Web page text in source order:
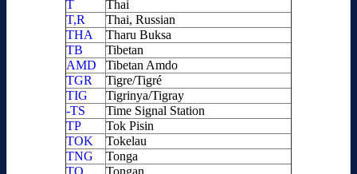
T
Thai
T,R
Thai, Russian
THA
Tharu Buksa
TB
Tibetan
AMD
Tibetan Amdo
TGR
Tigre/Tigré
TIG
Tigrinya/Tigray
-TS
Time Signal Station
TP
Tok Pisin
TOK
Tokelau
TNG
Tonga